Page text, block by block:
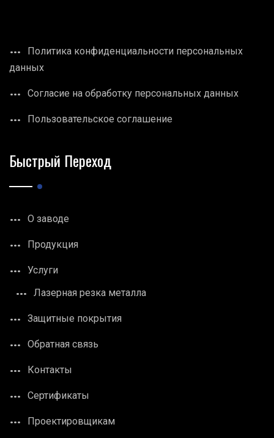
Политика конфиденциальности персональных
данных
Согласие на обработку персональных данных
Пользовательское соглашение
Быстрый Переход
О заводе
Продукция
Услуги
Лазерная резка металла
Защитные покрытия
Обратная связь
Контакты
Сертификаты
Проектировщикам